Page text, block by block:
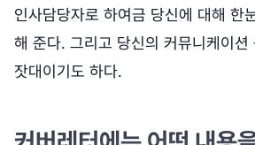
인사담당자로 하여금 당신에 대해 한
해 준다. 그리고 당신의 커뮤니케이션
잣대이기도 하다.